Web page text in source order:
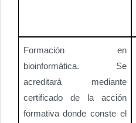
Formación en
bioinformática. Se
acreditará mediante
certificado de la acción
formativa donde conste el